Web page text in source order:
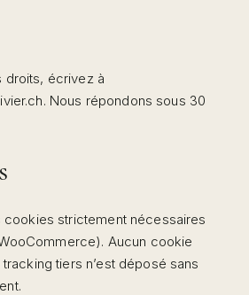
droits, écrivez à
. Nous répondons sous 30
cookies strictement nécessaires
Aucun cookie
tiers n’est déposé sans